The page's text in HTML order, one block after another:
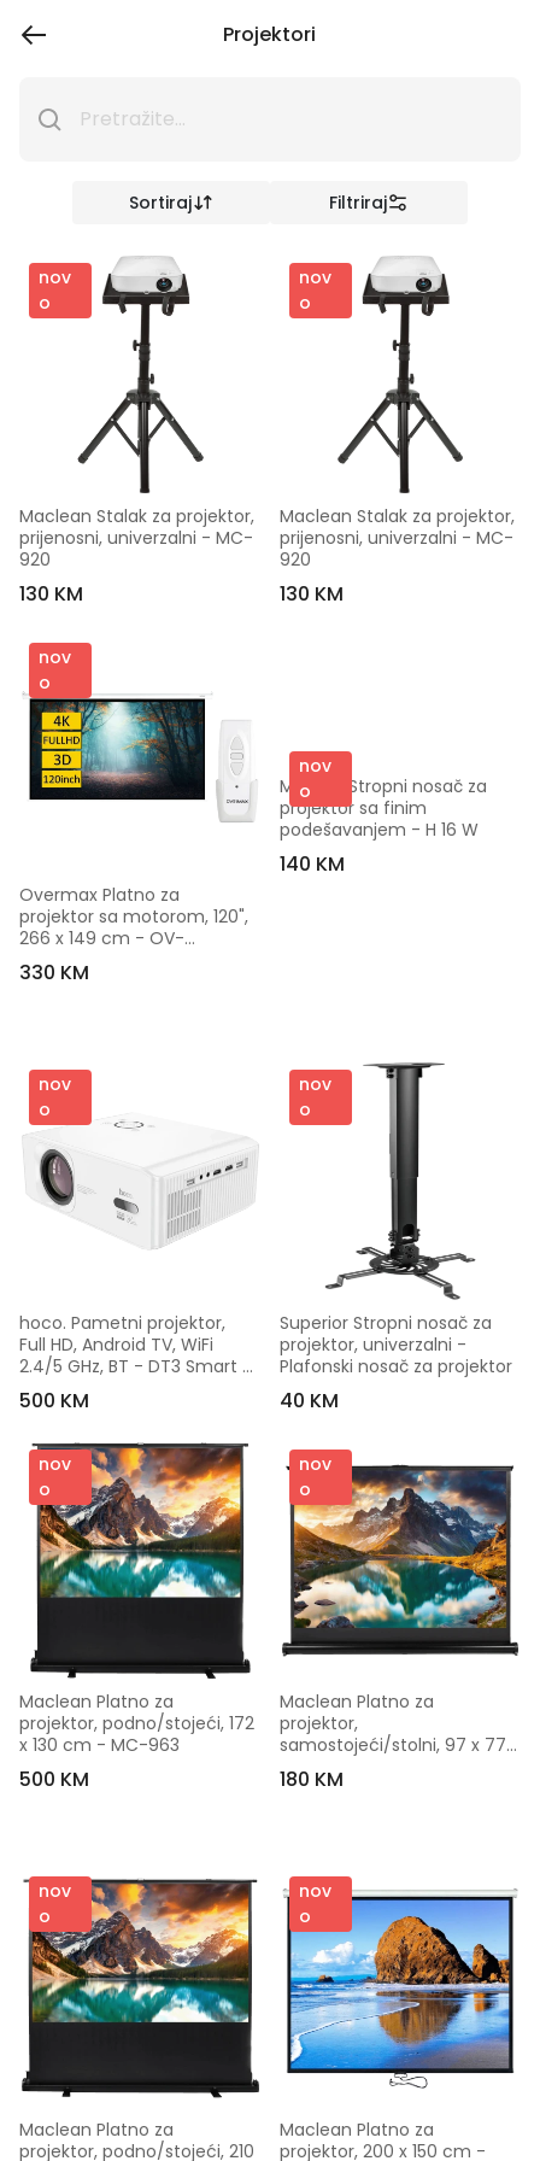
Projektori
Sortiraj Filtriraj
nov
o
Maclean Stalak za projektor,
prijenosni, univerzalni - MC-
920
130 KM
nov
o
Maclean Stalak za projektor,
prijenosni, univerzalni - MC-
920
130 KM
nov
o
Overmax Platno za
projektor sa motorom, 120",
266 x 149 cm - OV-
Automatic Screen 120
330 KM
nov
o
My Wall Stropni nosač za
projektor sa finim
podešavanjem - H 16 W
140 KM
nov
o
hoco. Pametni projektor,
Full HD, Android TV, WiFi
2.4/5 GHz, BT - DT3 Smart
Projector
500 KM
nov
o
Superior Stropni nosač za
projektor, univerzalni -
Plafonski nosač za projektor
40 KM
nov
o
Maclean Platno za
projektor, podno/stojeći, 172
x 130 cm - MC-963
500 KM
nov
o
Maclean Platno za
projektor,
samostojeći/stolni, 97 x 77
cm - MC-961
180 KM
nov
o
Maclean Platno za
projektor, podno/stojeći, 210
nov
o
Maclean Platno za
projektor, 200 x 150 cm -